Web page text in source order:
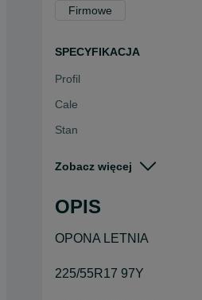
Firmowe
SPECYFIKACJA
Profil
Cale
Stan
Szerokość
Zobacz więcej
OPIS
OPONA LETNIA
225/55R17 97Y